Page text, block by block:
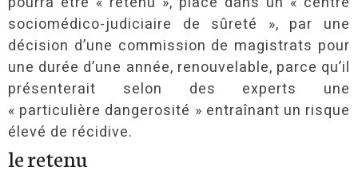
sociomédico-judiciaire de sûreté », par une
décision d’une commission de magistrats pour
une durée d’une année, renouvelable, parce qu’il
présenterait selon des experts une
« particulière dangerosité » entraînant un risque
élevé de récidive.
le retenu